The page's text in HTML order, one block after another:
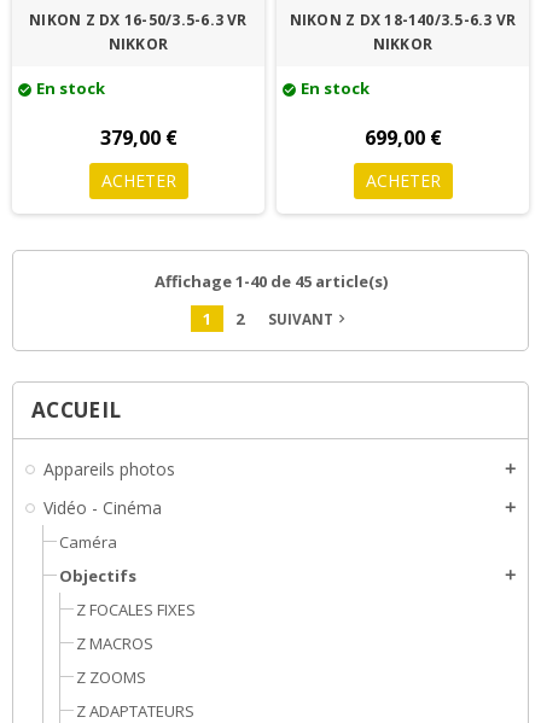
ACCUEIL
Appareils photos add
Vidéo - Cinéma add
Caméra
Objectifs
add
Z FOCALES FIXES
Z MACROS
Z ZOOMS
Z ADAPTATEURS
NIKON Z DX 16-50/3.5-6.3 VR
NIKKOR
check_circle En stock
379,00 €
ACHETER
NIKON Z DX 18-140/3.5-6.3 VR
NIKKOR
check_circle En stock
699,00 €
ACHETER
Affichage 1-40 de 45 article(s)
1
2 SUIVANT navigate_next